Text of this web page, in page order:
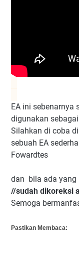
EA ini sebenarnya
digunakan
Silahkan di coba
sebuah EA
Fowardtes
dan bila ada yang
//sudah dikoreksi
Semoga
Pastikan Membaca: